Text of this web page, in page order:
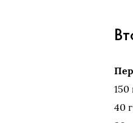
150
40